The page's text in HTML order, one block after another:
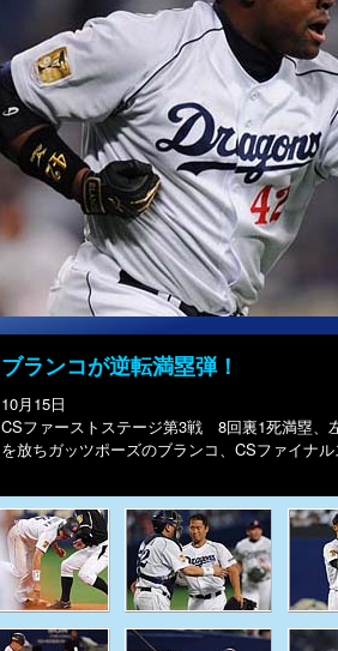
ブランコが逆転満塁弾！
10月15日
CSファーストステージ第3戦 8回裏1死満塁、
を放ちガッツポーズのブランコ、CSファイナ